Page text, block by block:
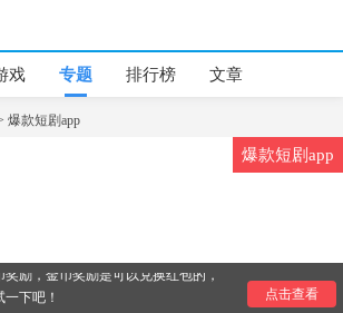
戏 专题 排行榜 文章
爆款短剧app
爆款短剧app
励，金币奖励是可以兑换红包的，
下吧！
点击查看